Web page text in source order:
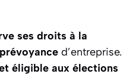
ses droits à la
d’entreprise.
éligible aux élections